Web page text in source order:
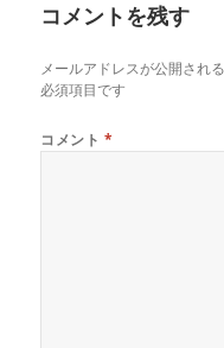
コメントを残す
メールアドレスが公開され
必須項目です
コメント *